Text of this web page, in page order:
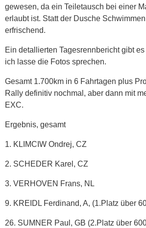
gewesen, da ein Teiletausch bei einer
erlaubt ist. Statt der Dusche
erfrischend.
Ein detallierten Tagesrennbericht gibt
ich lasse die Fotos sprechen.
Gesamt 1.700km in 6 Fahrtagen plus
Rally definitiv nochmal, aber dann mit
EXC.
Ergebnis, gesamt
1. KLIMCIW Ondrej, CZ
2. SCHEDER Karel, CZ
3. VERHOVEN Frans, NL
9. KREIDL Ferdinand, A, (1.Platz über
26. SUMNER Paul, GB (2.Platz über